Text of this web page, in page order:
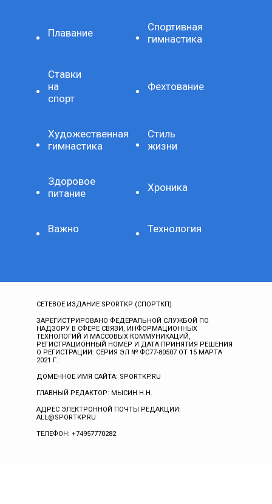
Плавание
Спортивная
гимнастика
Ставки
на
спорт
Фехтование
Художественная
гимнастика
Стиль
жизни
Здоровое
питание
Хроника
Важно Технология
СЕТЕВОЕ ИЗДАНИЕ SPORTKP (СПОРТКП)
ЗАРЕГИСТРИРОВАНО ФЕДЕРАЛЬНОЙ СЛУЖБОЙ ПО
НАДЗОРУ В СФЕРЕ СВЯЗИ, ИНФОРМАЦИОННЫХ
ТЕХНОЛОГИЙ И МАССОВЫХ КОММУНИКАЦИЙ,
РЕГИСТРАЦИОННЫЙ НОМЕР И ДАТА ПРИНЯТИЯ РЕШЕНИЯ
О РЕГИСТРАЦИИ: СЕРИЯ ЭЛ № ФС77-80507 ОТ 15 МАРТА
2021 Г.
ДОМЕННОЕ ИМЯ САЙТА: SPORTKP.RU
ГЛАВНЫЙ РЕДАКТОР: МЫСИН Н.Н.
АДРЕС ЭЛЕКТРОННОЙ ПОЧТЫ РЕДАКЦИИ:
ALL@SPORTKP.RU
ТЕЛЕФОН: +74957770282